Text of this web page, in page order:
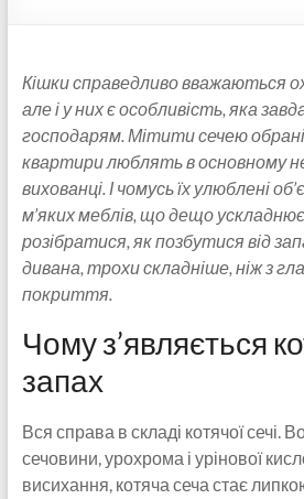
Кішки справедливо вважаються
але і у них є особливість, яка
господарям. Мітити сечею обрані
квартири люблять в основному
вихованці. І чомусь їх улюблені
м’яких меблів, що дещо
розібратися, як позбутися від
дивана, трохи складніше, ніж з
покриття.
Чому з’являється
запах
Вся справа в складі котячої сечі.
сечовини, урохрома і урінової
висихання, котяча сеча стає